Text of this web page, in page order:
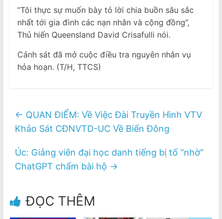
“Tôi thực sự muốn bày tỏ lời chia buồn sâu sắc
nhất tới gia đình các nạn nhân và cộng đồng”,
Thủ hiến Queensland David Crisafulli nói.
Cảnh sát đã mở cuộc điều tra nguyên nhân vụ
hỏa hoạn. (T/H, TTCS)
← QUAN ĐIỂM: Về Việc Đài Truyền Hình VTV
Khảo Sát CĐNVTD-UC Về Biển Đông
Úc: Giảng viên đại học danh tiếng bị tố “nhờ”
ChatGPT chấm bài hộ →
ĐỌC THÊM